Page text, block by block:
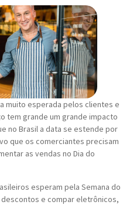
muito esperada pelos clientes e
tem grande um grande impacto
no Brasil a data se estende por
que os comerciantes precisam
as vendas no Dia do
esperam pela Semana do
e compar eletrônicos,